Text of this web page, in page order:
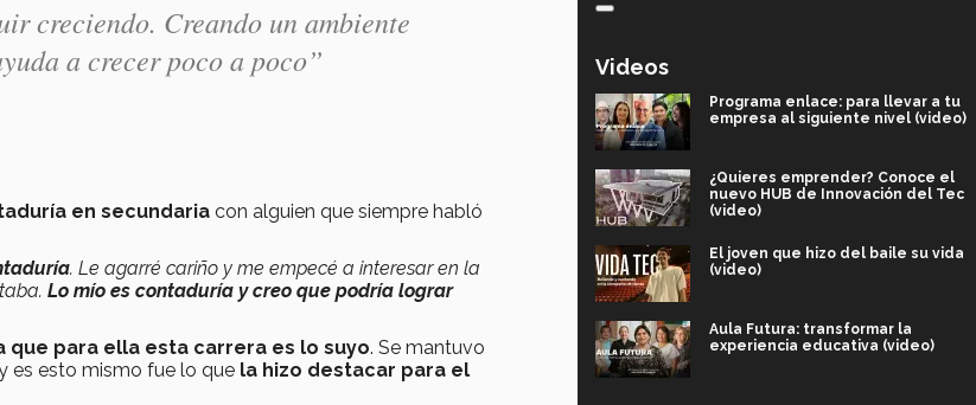
creciendo. Creando un ambiente
a crecer poco a poco”
en secundaria con alguien que siempre habló
. Le agarré cariño y me empecé a interesar en la
Lo mío es contaduría y creo que podría lograr
que para ella esta carrera es lo suyo. Se mantuvo
es esto mismo fue lo que la hizo destacar para el
Videos
Programa enlace: para llevar a tu
empresa al siguiente nivel (video)
¿Quieres emprender? Conoce el
nuevo HUB de Innovación del Tec
(video)
El joven que hizo del baile su vida
(video)
Aula Futura: transformar la
experiencia educativa (video)